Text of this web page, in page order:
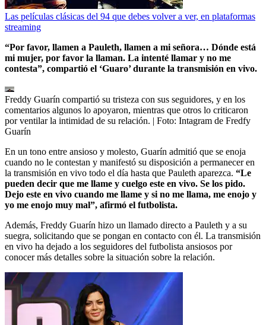
Las películas clásicas del 94 que debes volver a ver, en plataformas
streaming
“Por favor, llamen a Pauleth, llamen a mi señora… Dónde está
mi mujer, por favor la llaman. La intenté llamar y no me
contesta”, compartió el ‘Guaro’ durante la transmisión en vivo.
Freddy Guarín compartió su tristeza con sus seguidores, y en los
comentarios algunos lo apoyaron, mientras que otros lo criticaron
por ventilar la intimidad de su relación. | Foto: Intagram de Fredfy
Guarín
En un tono entre ansioso y molesto, Guarín admitió que se enoja
cuando no le contestan y manifestó su disposición a permanecer en
la transmisión en vivo todo el día hasta que Pauleth aparezca. “Le
pueden decir que me llame y cuelgo este en vivo. Se los pido.
Dejo este en vivo cuando me llame y si no me llama, me enojo y
yo me enojo muy mal”, afirmó el futbolista.
Además, Freddy Guarín hizo un llamado directo a Pauleth y a su
suegra, solicitando que se pongan en contacto con él. La transmisión
en vivo ha dejado a los seguidores del futbolista ansiosos por
conocer más detalles sobre la situación sobre la relación.